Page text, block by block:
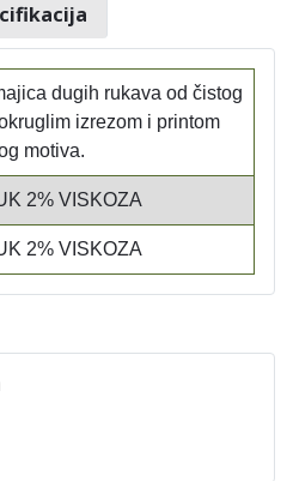
dugih rukava od čistog
izrezom i printom
motiva.
2% VISKOZA
2% VISKOZA